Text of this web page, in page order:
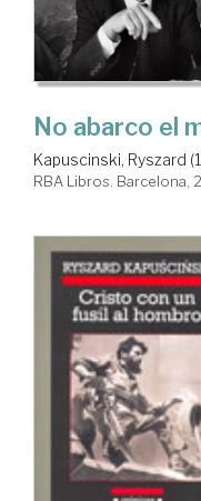
No abarco el
Kapuscinski, Ryszard
RBA Libros. Barcelona,